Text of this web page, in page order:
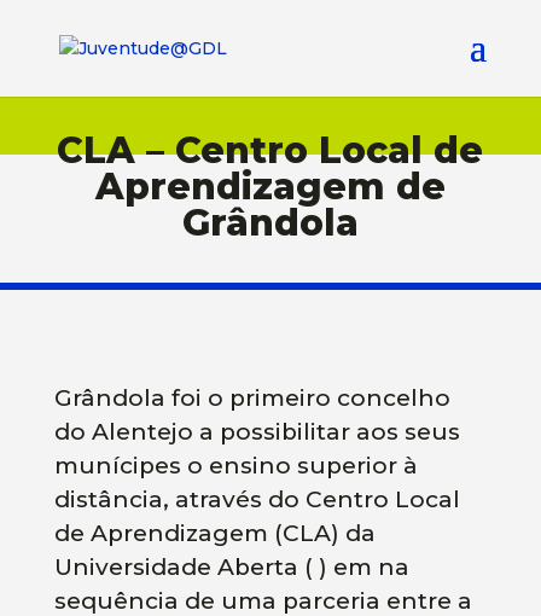
CLA – Centro Local de
Aprendizagem de
Grândola
Grândola foi o primeiro concelho
do Alentejo a possibilitar aos seus
munícipes o ensino superior à
distância, através do Centro Local
de Aprendizagem (CLA) da
Universidade Aberta ( ) em na
sequência de uma parceria entre a